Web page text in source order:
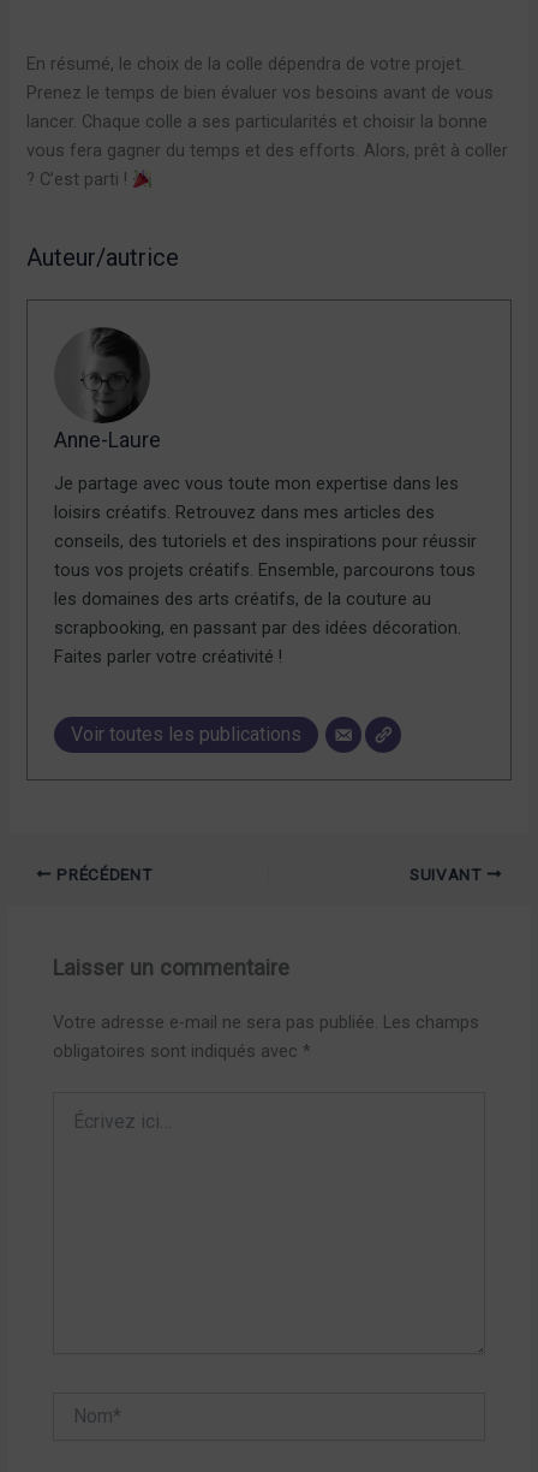
En résumé, le choix de la colle dépendra de votre projet.
Prenez le temps de bien évaluer vos besoins avant de vous
lancer. Chaque colle a ses particularités et choisir la bonne
vous fera gagner du temps et des efforts. Alors, prêt à coller
? C’est parti !
Auteur/autrice
Anne-Laure
Je partage avec vous toute mon expertise dans les
loisirs créatifs. Retrouvez dans mes articles des
conseils, des tutoriels et des inspirations pour réussir
tous vos projets créatifs. Ensemble, parcourons tous
les domaines des arts créatifs, de la couture au
scrapbooking, en passant par des idées décoration.
Faites parler votre créativité !
Voir toutes les publications
PRÉCÉDENT SUIVANT
Laisser un commentaire
Votre adresse e-mail ne sera pas publiée. Les champs
obligatoires sont indiqués avec *
ici…